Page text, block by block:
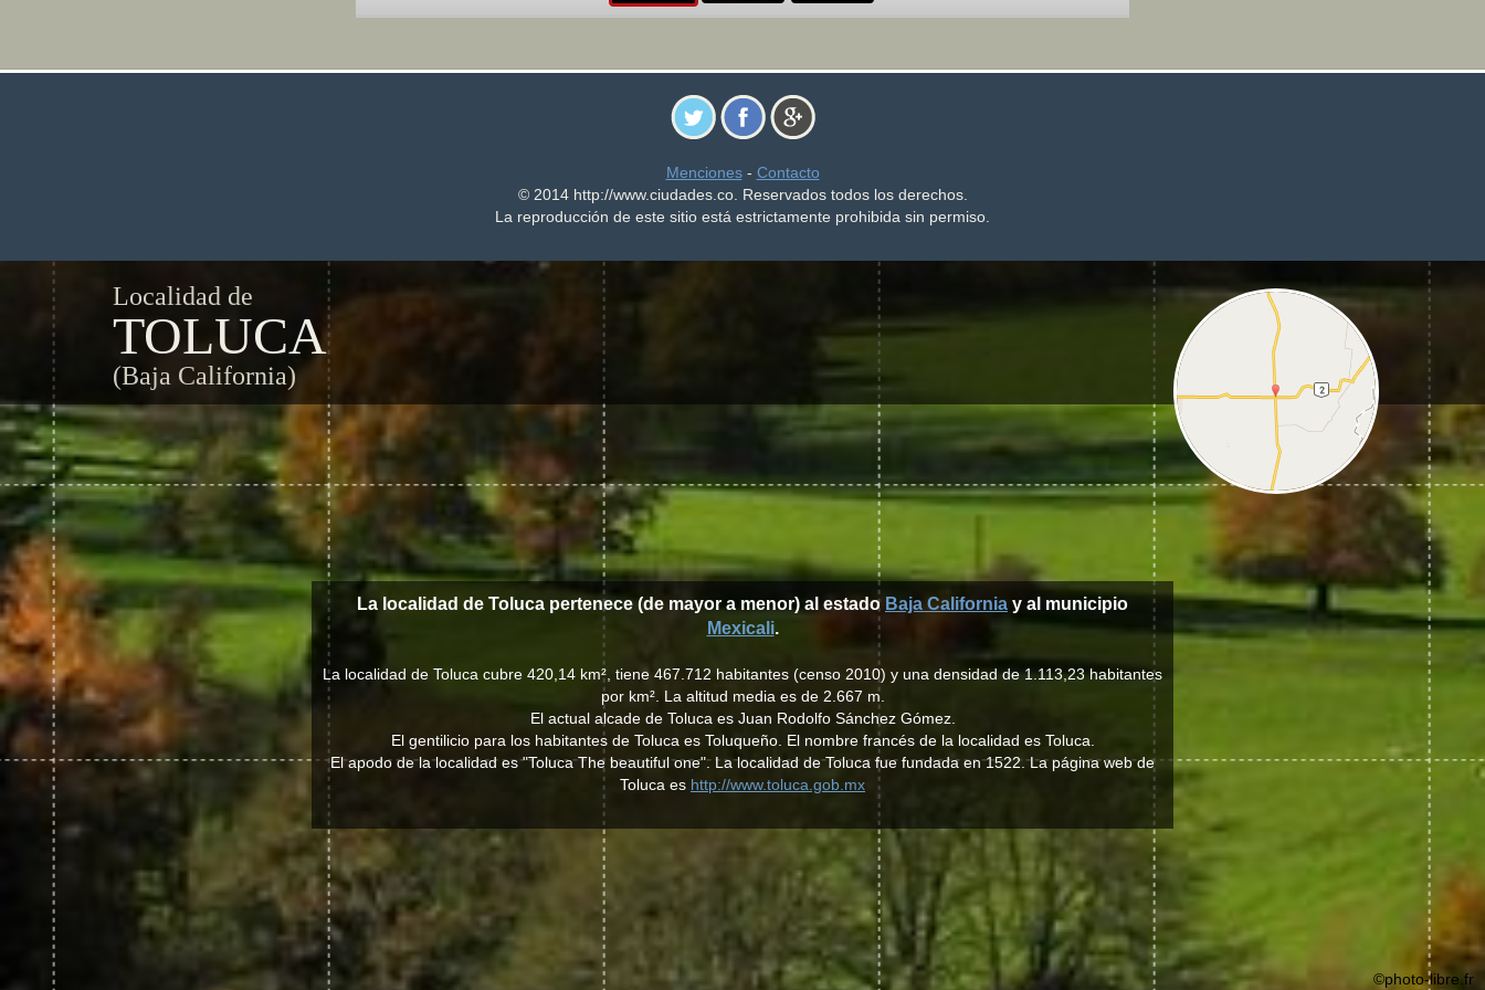
Menciones- Contacto
© 2014 http://www.ciudades.co. Reservados todos los derechos.
La reproducción de este sitio está estrictamente prohibida sin permiso.
Localidad de
TOLUCA
(Baja California)
La localidad de Toluca pertenece (de mayor a menor) al estado Baja California y al municipio
Mexicali.
La localidad de Toluca cubre 420,14 km², tiene 467.712 habitantes (censo 2010) y una densidad de 1.113,23 habitantes
por km². La altitud media es de 2.667 m.
El actual alcade de Toluca es Juan Rodolfo Sánchez Gómez.
El gentilicio para los habitantes de Toluca es Toluqueño. El nombre francés de la localidad es Toluca.
El apodo de la localidad es "Toluca The beautiful one". La localidad de Toluca fue fundada en 1522. La página web de
Toluca es http://www.toluca.gob.mx
©photo-libre.fr